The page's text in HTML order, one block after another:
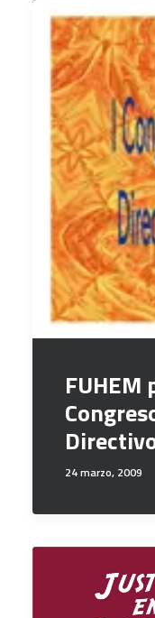
FUHEM
24 marzo, 2009